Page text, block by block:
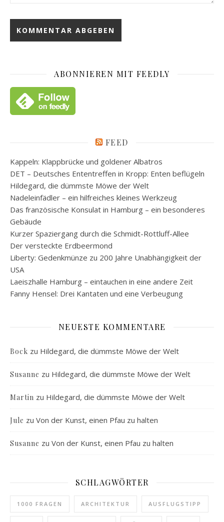
ABONNIEREN MIT FEEDLY
FEED
Kappeln: Klappbrücke und goldener Albatros
DET – Deutsches Ententreffen in Kropp: Enten beflügeln
Hildegard, die dümmste Möwe der Welt
Nadeleinfädler – ein hilfreiches kleines Werkzeug
Das französische Konsulat in Hamburg – ein besonderes
Gebäude
Kurzer Spaziergang durch die Schmidt-Rottluff-Allee
Der versteckte Erdbeermond
Liberty: Gedenkmünze zu 200 Jahre Unabhängigkeit der
USA
Laeiszhalle Hamburg – eintauchen in eine andere Zeit
Fanny Hensel: Drei Kantaten und eine Verbeugung
NEUESTE KOMMENTARE
Bock zu Hildegard, die dümmste Möwe der Welt
Susanne zu Hildegard, die dümmste Möwe der Welt
Martin zu Hildegard, die dümmste Möwe der Welt
Jule zu Von der Kunst, einen Pfau zu halten
Susanne zu Von der Kunst, einen Pfau zu halten
SCHLAGWÖRTER
1000 FRAGEN ARCHITEKTUR AUSFLUGSTIPP